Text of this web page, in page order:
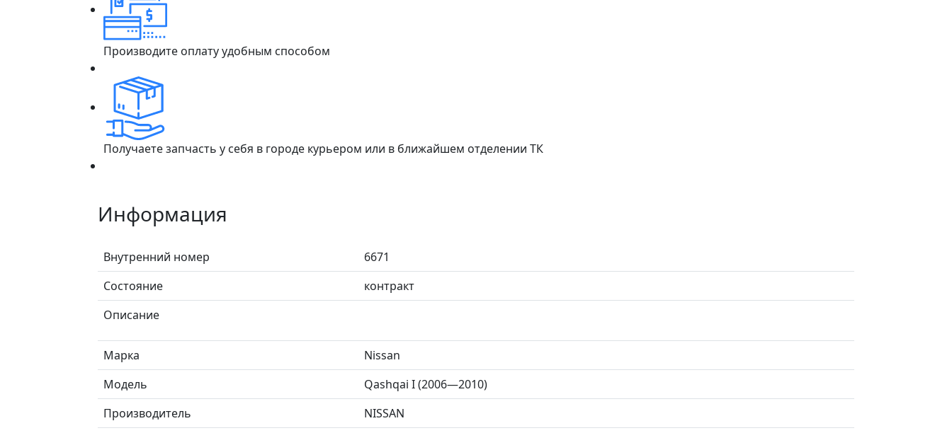
Производите оплату удобным способом
Получаете запчасть у себя в городе курьером или в ближайшем отделении ТК
Информация
Внутренний номер
6671
Состояние
контракт
Описание
Марка
Nissan
Модель
Qashqai I (2006—2010)
Производитель
NISSAN